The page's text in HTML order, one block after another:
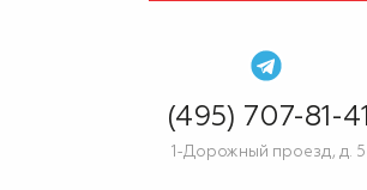
(495) 707-81-41
1-Дорожный проезд, д. 5